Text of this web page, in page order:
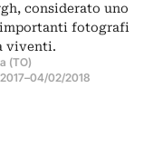
considerato uno
fotografi
viventi.
(TO)
–04/02/2018